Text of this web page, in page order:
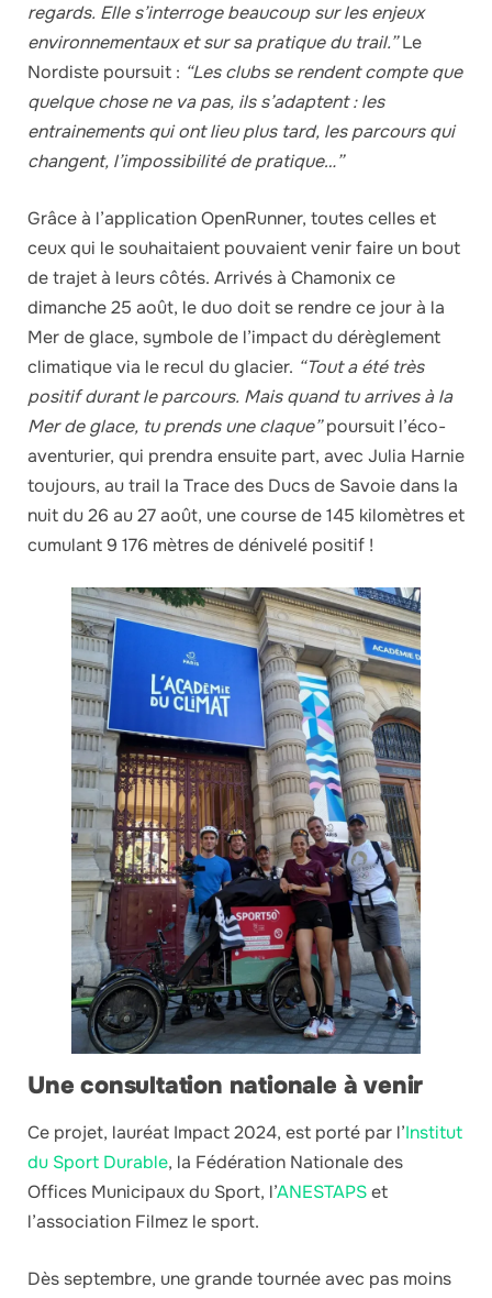
regards. Elle s’interroge beaucoup sur les enjeux
environnementaux et sur sa pratique du trail.”Le
Nordiste poursuit : “Les clubs se rendent compte que
quelque chose ne va pas, ils s’adaptent : les
entrainements qui ont lieu plus tard, les parcours qui
changent, l’impossibilité de pratique…”
Grâce à l’application OpenRunner, toutes celles et
ceux qui le souhaitaient pouvaient venir faire un bout
de trajet à leurs côtés. Arrivés à Chamonix ce
dimanche 25 août, le duo doit se rendre ce jour à la
Mer de glace, symbole de l’impact du dérèglement
climatique via le recul du glacier. “Tout a été très
positif durant le parcours. Mais quand tu arrives à la
Mer de glace, tu prends une claque”poursuit l’éco-
aventurier, qui prendra ensuite part, avec Julia Harnie
toujours, au trail la Trace des Ducs de Savoie dans la
nuit du 26 au 27 août, une course de 145 kilomètres et
cumulant 9 176 mètres de dénivelé positif !
Une consultation nationale à venir
Ce projet, lauréat Impact 2024, est porté par l’Institut
du Sport Durable, la Fédération Nationale des
Offices Municipaux du Sport, l’ANESTAPSet
l’association Filmez le sport.
Dès septembre, une grande tournée avec pas moins